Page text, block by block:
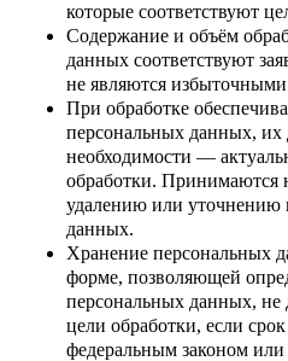
которые соответствуют
Содержание и объём
данных соответствуют
не являются
При обработке
персональных данных, их
необходимости —
обработки. Принимаются
удалению или
данных.
Хранение персональных
форме, позволяющей
персональных данных, не
цели обработки, если
федеральным законом